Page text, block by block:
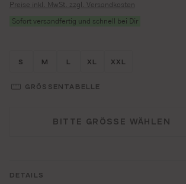
Preise inkl. MwSt. zzgl. Versandkosten
Sofort versandfertig und schnell bei Dir
Größe wählen
S Größe wählen
M Größe wählen
L Größe wählen
XL Größe wählen
XXL
GRÖSSENTABELLE
BITTE GRÖSSE WÄHLEN
DETAILS